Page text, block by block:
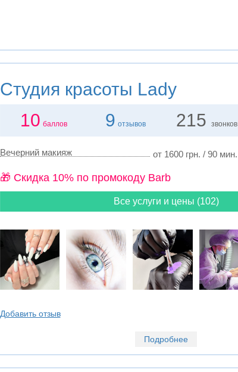
Студия красоты Lady
10 баллов 9 отзывов 215 звонков
Вечерний макияж от 1600 грн. / 90 мин.
🎁 Cкидка 10% по промокоду Barb
Все услуги и цены (102)
Добавить отзыв
Подробнее